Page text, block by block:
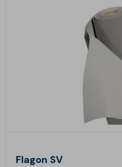
Flagon SV